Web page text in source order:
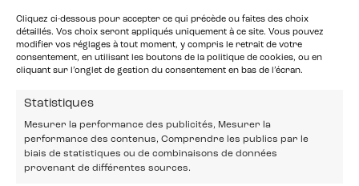
Cliquez ci-dessous pour accepter ce qui précède ou faites des choix
détaillés. Vos choix seront appliqués uniquement à ce site. Vous pouvez
modifier vos réglages à tout moment, y compris le retrait de votre
consentement, en utilisant les boutons de la politique de cookies, ou en
cliquant sur l’onglet de gestion du consentement en bas de l’écran.
Statistiques
Mesurer la performance des publicités, Mesurer la
performance des contenus, Comprendre les publics par le
biais de statistiques ou de combinaisons de données
provenant de différentes sources.